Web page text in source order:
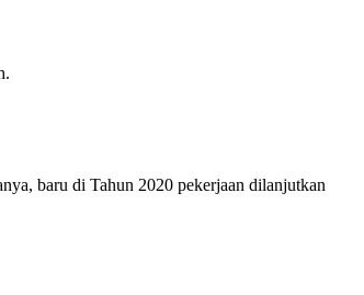
baru di Tahun 2020 pekerjaan dilanjutkan